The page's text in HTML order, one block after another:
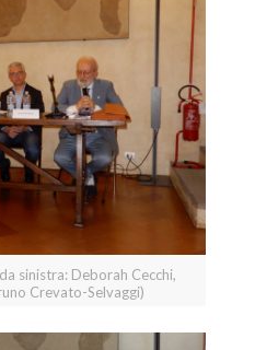
sinistra: Deborah Cecchi,
Crevato-Selvaggi)